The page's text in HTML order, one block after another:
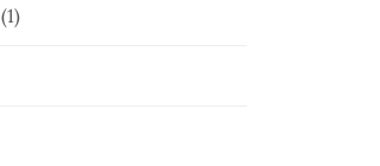
(1)